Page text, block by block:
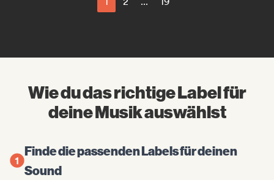
Wie du das richtige Label für
deine Musik auswählst
Finde die passenden Labels für deinen
Sound